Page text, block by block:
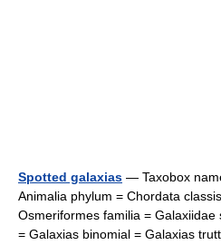
Spotted galaxias — Taxobox
Animalia phylum = Chordata
Osmeriformes familia =
= Galaxias binomial = Galaxias